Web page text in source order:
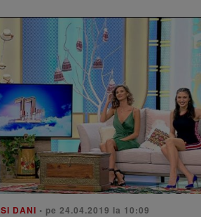
DANI • pe 24.04.2019 la 10:09